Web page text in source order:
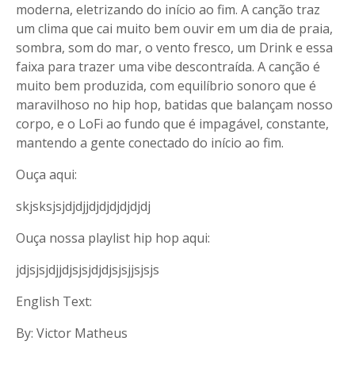
moderna, eletrizando do início ao fim. A canção traz
um clima que cai muito bem ouvir em um dia de praia,
sombra, som do mar, o vento fresco, um Drink e essa
faixa para trazer uma vibe descontraída. A canção é
muito bem produzida, com equilíbrio sonoro que é
maravilhoso no hip hop, batidas que balançam nosso
corpo, e o LoFi ao fundo que é impagável, constante,
mantendo a gente conectado do início ao fim.
Ouça aqui:
skjsksjsjdjdjjdjdjdjdjdjdj
Ouça nossa playlist hip hop aqui:
jdjsjsjdjjdjsjsjdjdjsjsjjsjsjs
English Text:
By: Victor Matheus